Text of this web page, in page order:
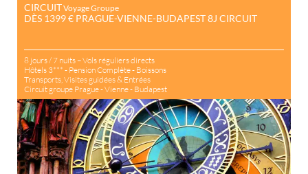
CIRCUITVoyage Groupe
DÈS 1399 € PRAGUE-VIENNE-BUDAPEST 8J CIRCUIT
8 jours / 7 nuits – Vols réguliers directs
Hôtels 3*** - Pension Complète - Boissons
Transports, Visites guidées & Entrées
Circuit groupe Prague - Vienne - Budapest